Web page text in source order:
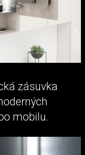
zásuvka
mobilu.